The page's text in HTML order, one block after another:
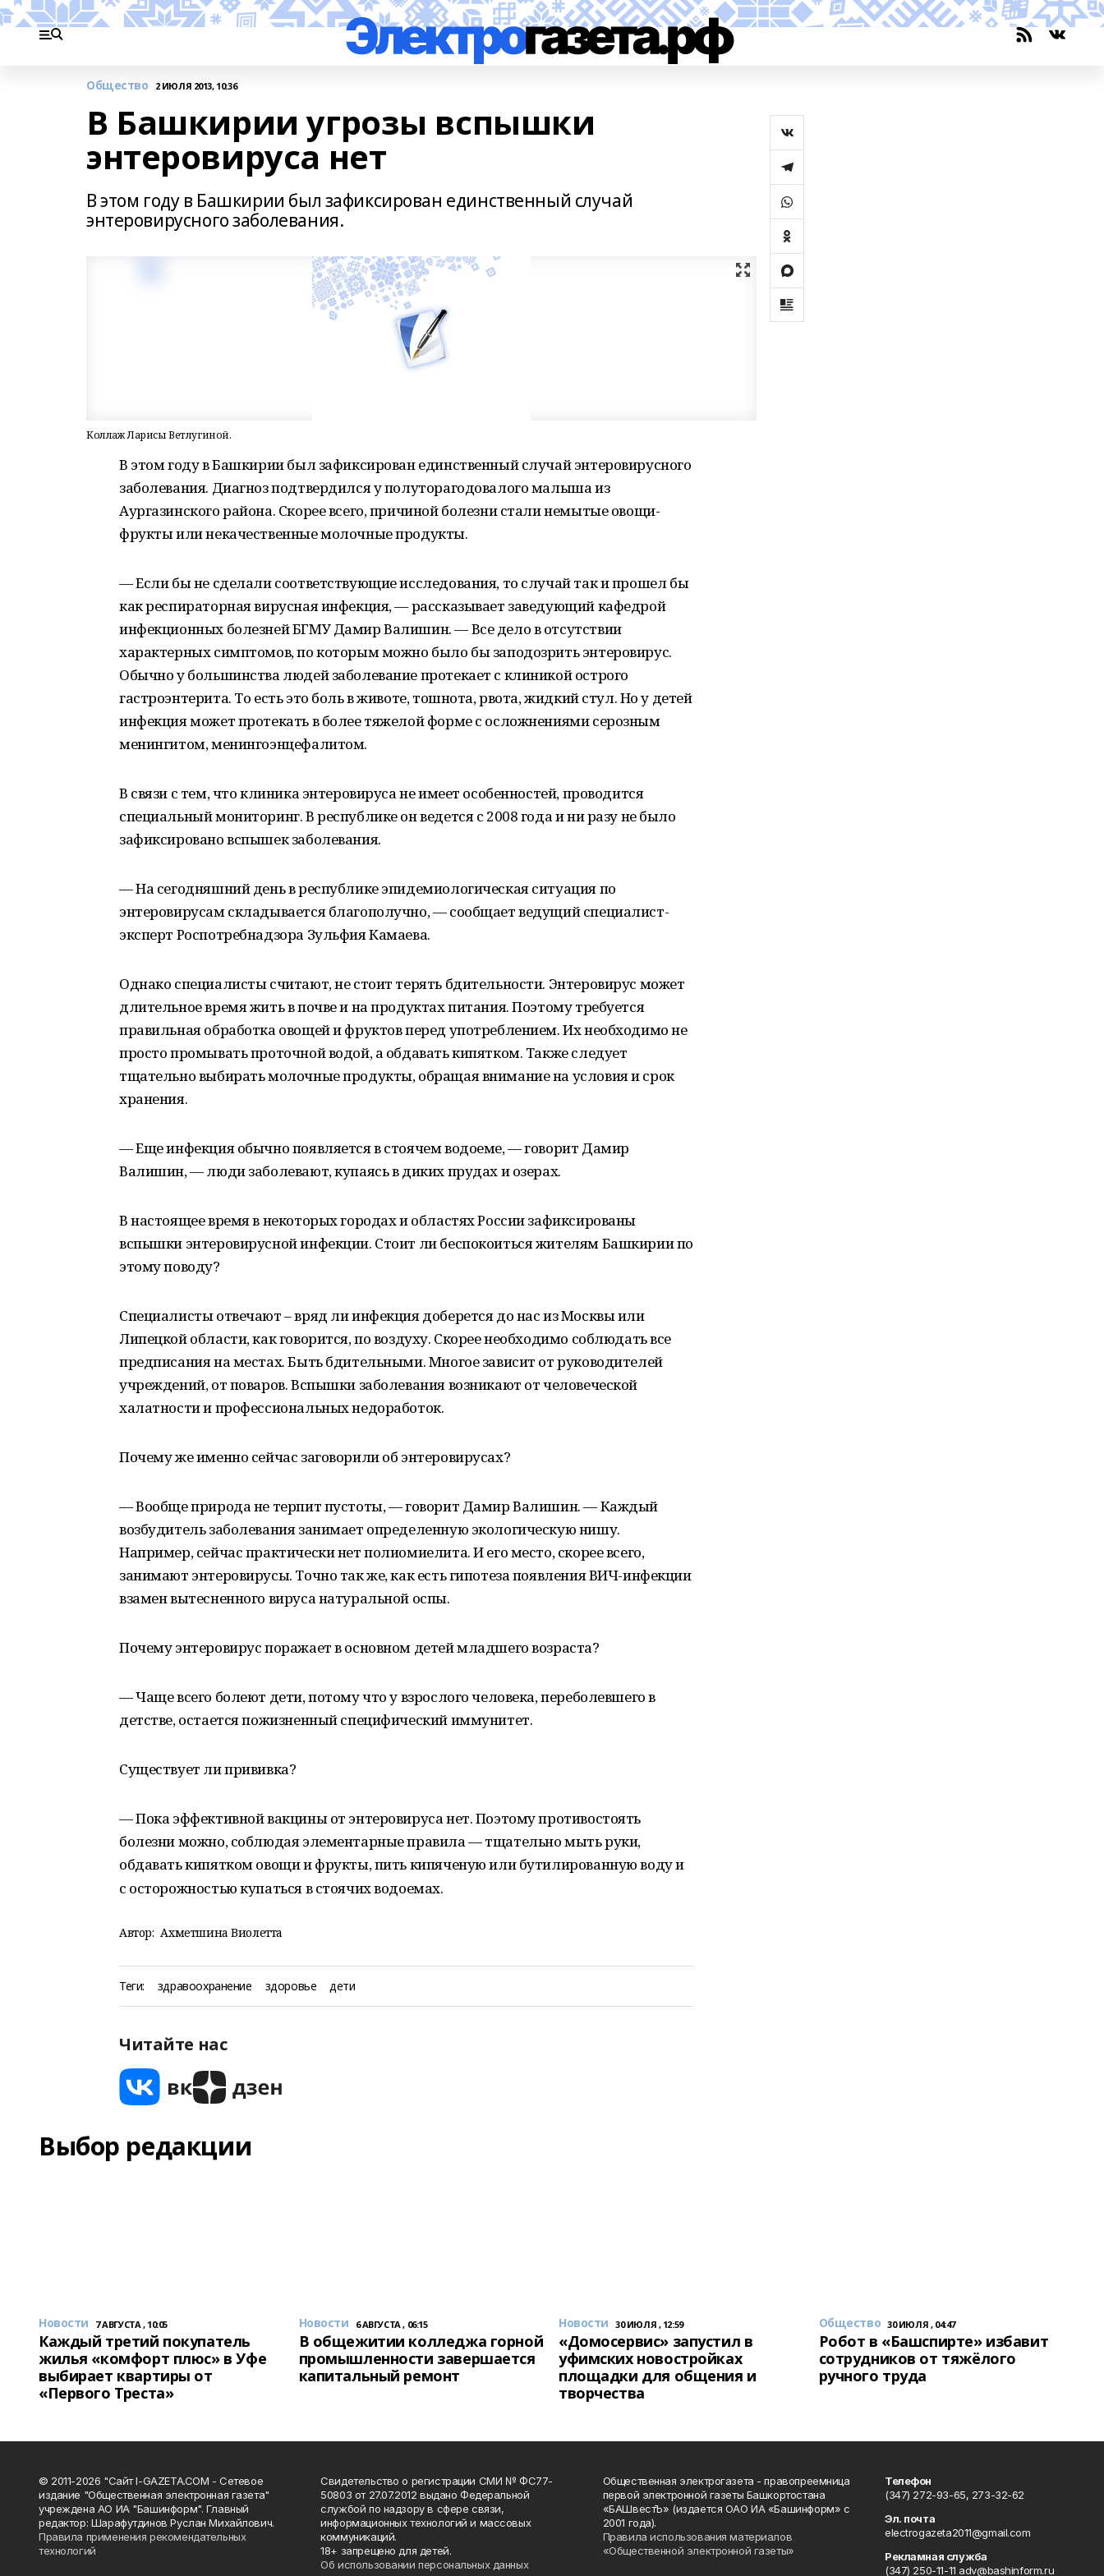
Общество 2 ИЮЛЯ 2013, 10:36
В Башкирии угрозы вспышки
энтеровируса нет
В этом году в Башкирии был зафиксирован единственный случай
энтеровирусного заболевания.
Коллаж Ларисы Ветлугиной.
В этом году в Башкирии был зафиксирован единственный случай энтеровирусного
заболевания. Диагноз подтвердился у полуторагодовалого малыша из
Аургазинского района. Скорее всего, причиной болезни стали немытые овощи-
фрукты или некачественные молочные продукты.
— Если бы не сделали соответствующие исследования, то случай так и прошел бы
как респираторная вирусная инфекция, — рассказывает заведующий кафедрой
инфекционных болезней БГМУ Дамир Валишин. — Все дело в отсутствии
характерных симптомов, по которым можно было бы заподозрить энтеровирус.
Обычно у большинства людей заболевание протекает с клиникой острого
гастроэнтерита. То есть это боль в животе, тошнота, рвота, жидкий стул. Но у детей
инфекция может протекать в более тяжелой форме с осложнениями серозным
менингитом, менингоэнцефалитом.
В связи с тем, что клиника энтеровируса не имеет особенностей, проводится
специальный мониторинг. В республике он ведется с 2008 года и ни разу не было
зафиксировано вспышек заболевания.
— На сегодняшний день в республике эпидемиологическая ситуация по
энтеровирусам складывается благополучно, — сообщает ведущий специалист-
эксперт Роспотребнадзора Зульфия Камаева.
Однако специалисты считают, не стоит терять бдительности. Энтеровирус может
длительное время жить в почве и на продуктах питания. Поэтому требуется
правильная обработка овощей и фруктов перед употреблением. Их необходимо не
просто промывать проточной водой, а обдавать кипятком. Также следует
тщательно выбирать молочные продукты, обращая внимание на условия и срок
хранения.
— Еще инфекция обычно появляется в стоячем водоеме, — говорит Дамир
Валишин, — люди заболевают, купаясь в диких прудах и озерах.
В настоящее время в некоторых городах и областях России зафиксированы
вспышки энтеровирусной инфекции. Стоит ли беспокоиться жителям Башкирии по
этому поводу?
Специалисты отвечают – вряд ли инфекция доберется до нас из Москвы или
Липецкой области, как говорится, по воздуху. Скорее необходимо соблюдать все
предписания на местах. Быть бдительными. Многое зависит от руководителей
учреждений, от поваров. Вспышки заболевания возникают от человеческой
халатности и профессиональных недоработок.
Почему же именно сейчас заговорили об энтеровирусах?
— Вообще природа не терпит пустоты, — говорит Дамир Валишин. — Каждый
возбудитель заболевания занимает определенную экологическую нишу.
Например, сейчас практически нет полиомиелита. И его место, скорее всего,
занимают энтеровирусы. Точно так же, как есть гипотеза появления ВИЧ-инфекции
взамен вытесненного вируса натуральной оспы.
Почему энтеровирус поражает в основном детей младшего возраста?
— Чаще всего болеют дети, потому что у взрослого человека, переболевшего в
детстве, остается пожизненный специфический иммунитет.
Существует ли прививка?
— Пока эффективной вакцины от энтеровируса нет. Поэтому противостоять
болезни можно, соблюдая элементарные правила — тщательно мыть руки,
обдавать кипятком овощи и фрукты, пить кипяченую или бутилированную воду и
с осторожностью купаться в стоячих водоемах.
Автор: Ахметшина Виолетта
Теги: здравоохранение здоровье дети
Читайте нас
Выбор редакции
Новости 7 АВГУСТА , 10:05
Каждый третий покупатель
жилья «комфорт плюс» в Уфе
выбирает квартиры от
«Первого Треста»
Новости 6 АВГУСТА , 06:15
В общежитии колледжа горной
промышленности завершается
капитальный ремонт
Новости 30 ИЮЛЯ , 12:59
«Домосервис» запустил в
уфимских новостройках
площадки для общения и
творчества
Общество 30 ИЮЛЯ , 04:47
Робот в «Башспирте» избавит
сотрудников от тяжёлого
ручного труда
© 2011-2026 "Сайт I-GAZETA.COM - Сетевое
издание "Общественная электронная газета"
учреждена АО ИА "Башинформ". Главный
редактор: Шарафутдинов Руслан Михайлович.
Правила применения рекомендательных
технологий
Свидетельство о регистрации СМИ № ФС77-
50803 от 27.07.2012 выдано Федеральной
службой по надзору в сфере связи,
информационных технологий и массовых
коммуникаций.
18+ запрещено для детей.
Об использовании персональных данных
Общественная электрогазета - правопреемница
первой электронной газеты Башкортостана
«БАШвестЪ» (издается ОАО ИА «Башинформ» с
2001 года).
Правила использования материалов
«Общественной электронной газеты»
Телефон
(347) 272-93-65, 273-32-62
Эл. почта
electrogazeta2011@gmail.com
Рекламная служба
(347) 250-11-11 adv@bashinform.ru